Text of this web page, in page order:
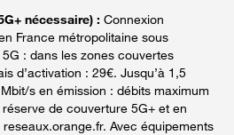
nécessaire) : Connexion
France métropolitaine sous
: dans les zones couvertes
d’activation : 29€. Jusqu’à 1,5
s en émission : débits maximum
de couverture 5G+ et en
Avec équipements